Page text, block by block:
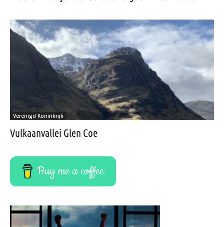
Verenigd Koninkrijk
Vulkaanvallei Glen Coe
Buy me a coffee